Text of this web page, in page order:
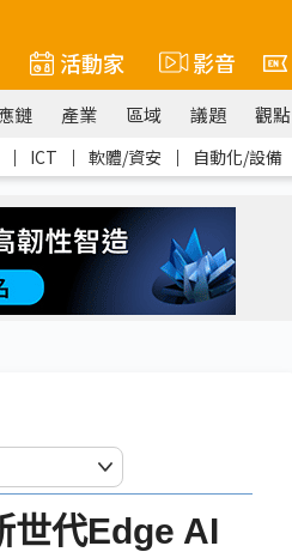
活動家 影音
鏈 產業 區域 議題 觀點
｜ ICT ｜ 軟體/資安 ｜ 自動化/設備
世代Edge AI